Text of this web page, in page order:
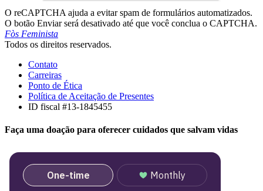
O reCAPTCHA ajuda a evitar spam de formulários automatizados.
O botão Enviar será desativado até que você conclua o CAPTCHA.
Fòs Feminista
Todos os direitos reservados.
Contato
Carreiras
Ponto de Ética
Política de Aceitação de Presentes
ID fiscal #13-1845455
Faça uma doação para oferecer cuidados que salvam vidas